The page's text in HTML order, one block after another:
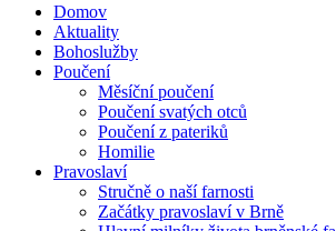
Domov
Aktuality
Bohoslužby
Poučení
Měsíční poučení
Poučení svatých otců
Poučení z pateriků
Homilie
Pravoslaví
Stručně o naší farnosti
Začátky pravoslaví v Brně